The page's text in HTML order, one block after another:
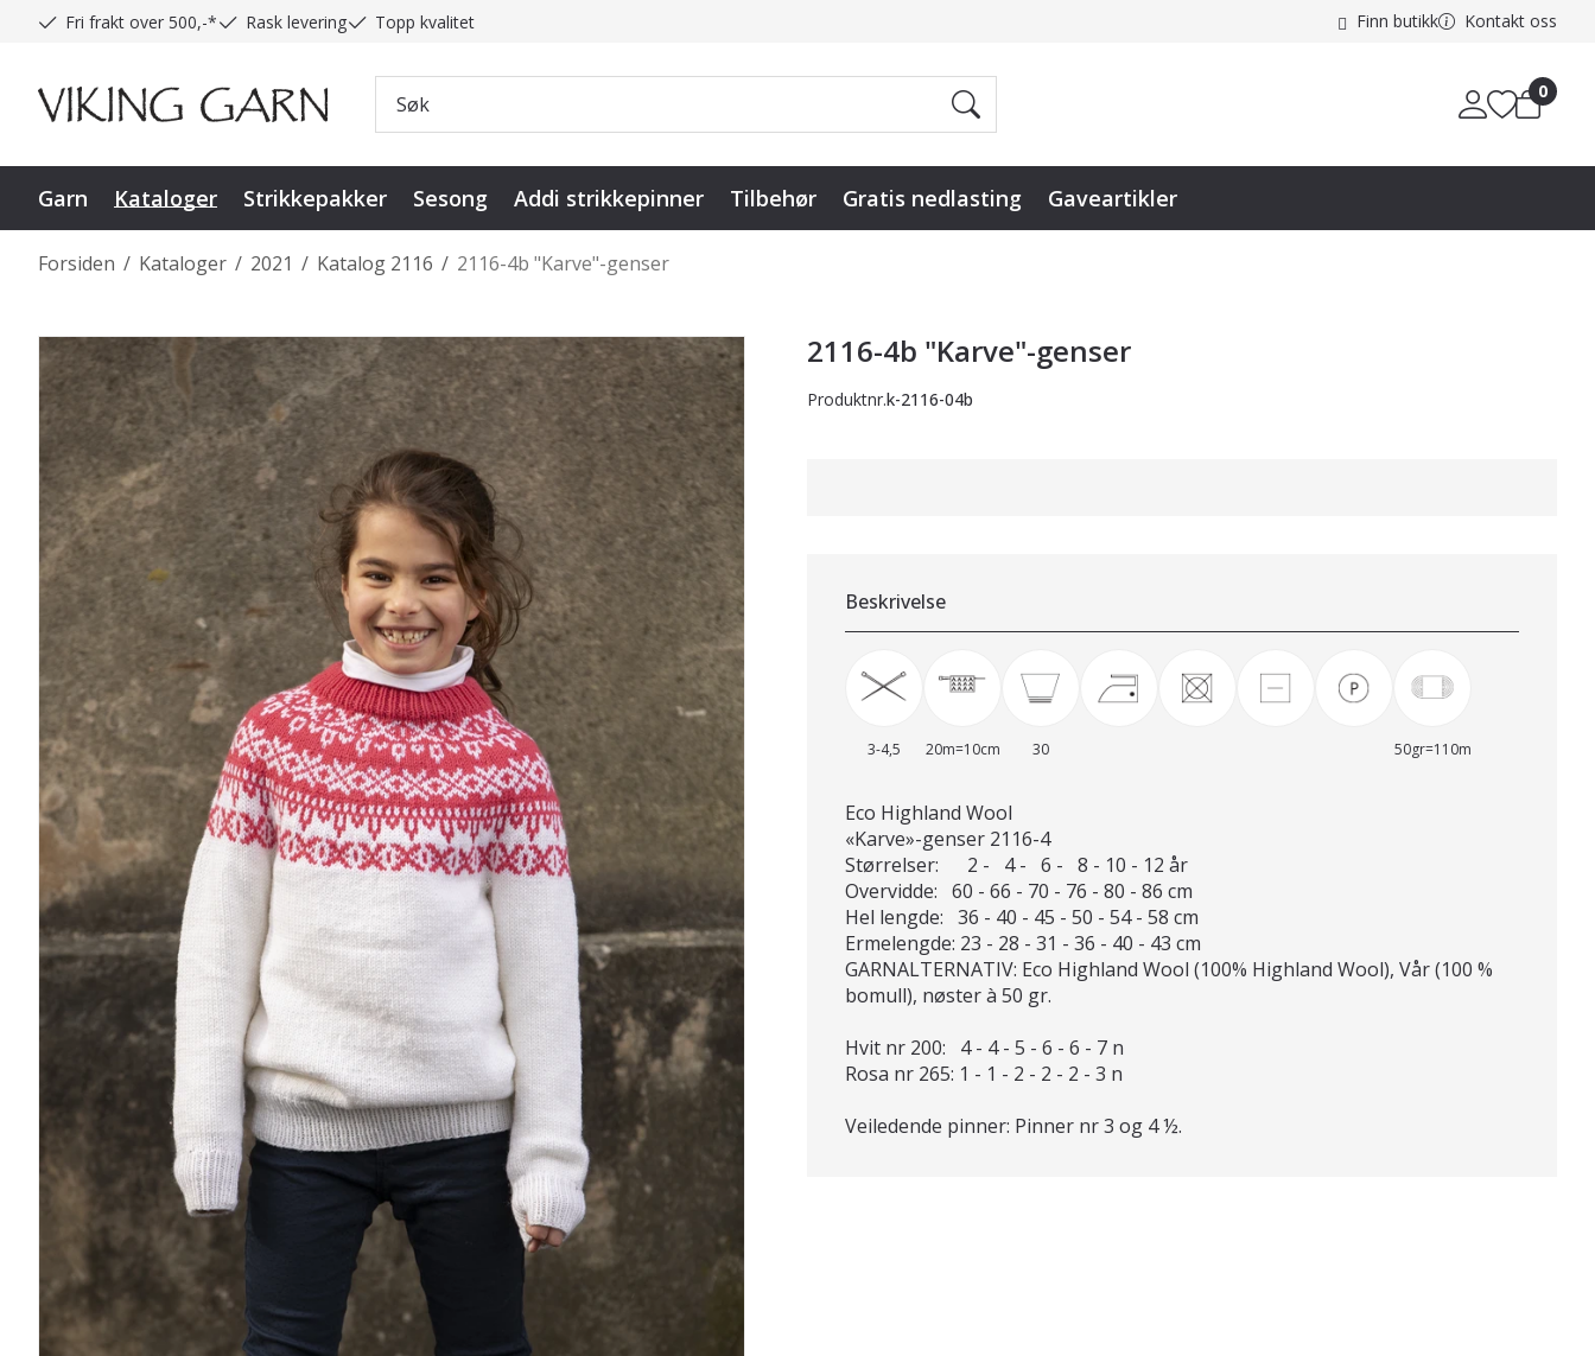
Fri frakt over 500,-* Rask levering Topp kvalitet Finn butikk Kontakt oss
0
Garn Kataloger Strikkepakker Sesong Addi strikkepinner Tilbehør Gratis nedlasting Gaveartikler
/
Forsiden /
Kataloger /
2021 /
Katalog 2116 2116-4b "Karve"-genser
2116-4b "Karve"-genser
Produktnr.k-2116-04b
Beskrivelse
3-4,5 20m=10cm 30 50gr=110m
Eco Highland Wool
«Karve»-genser 2116-4
Størrelser: 2 - 4 - 6 - 8 - 10 - 12 år
Overvidde: 60 - 66 - 70 - 76 - 80 - 86 cm
Hel lengde: 36 - 40 - 45 - 50 - 54 - 58 cm
Ermelengde: 23 - 28 - 31 - 36 - 40 - 43 cm
GARNALTERNATIV: Eco Highland Wool (100% Highland Wool), Vår (100 %
bomull), nøster à 50 gr.
Hvit nr 200: 4 - 4 - 5 - 6 - 6 - 7 n
Rosa nr 265: 1 - 1 - 2 - 2 - 2 - 3 n
Veiledende pinner: Pinner nr 3 og 4 ½.